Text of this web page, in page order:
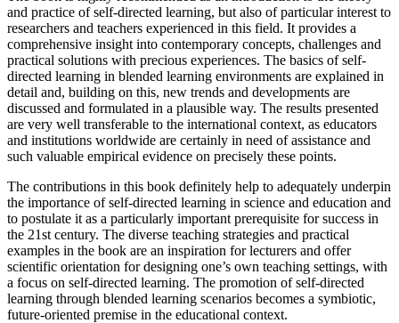
and practice of self-directed learning, but also of particular interest to
researchers and teachers experienced in this field. It provides a
comprehensive insight into contemporary concepts, challenges and
practical solutions with precious experiences. The basics of self-
directed learning in blended learning environments are explained in
detail and, building on this, new trends and developments are
discussed and formulated in a plausible way. The results presented
are very well transferable to the international context, as educators
and institutions worldwide are certainly in need of assistance and
such valuable empirical evidence on precisely these points.
The contributions in this book definitely help to adequately underpin
the importance of self-directed learning in science and education and
to postulate it as a particularly important prerequisite for success in
the 21st century. The diverse teaching strategies and practical
examples in the book are an inspiration for lecturers and offer
scientific orientation for designing one’s own teaching settings, with
a focus on self-directed learning. The promotion of self-directed
learning through blended learning scenarios becomes a symbiotic,
future-oriented premise in the educational context.